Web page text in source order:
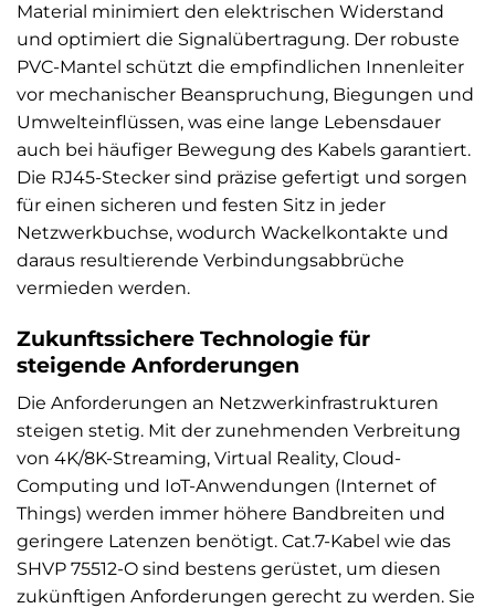
Material minimiert den elektrischen Widerstand
und optimiert die Signalübertragung. Der robuste
PVC-Mantel schützt die empfindlichen Innenleiter
vor mechanischer Beanspruchung, Biegungen und
Umwelteinflüssen, was eine lange Lebensdauer
auch bei häufiger Bewegung des Kabels garantiert.
Die RJ45-Stecker sind präzise gefertigt und sorgen
für einen sicheren und festen Sitz in jeder
Netzwerkbuchse, wodurch Wackelkontakte und
daraus resultierende Verbindungsabbrüche
vermieden werden.
Zukunftssichere Technologie für
steigende Anforderungen
Die Anforderungen an Netzwerkinfrastrukturen
steigen stetig. Mit der zunehmenden Verbreitung
von 4K/8K-Streaming, Virtual Reality, Cloud-
Computing und IoT-Anwendungen (Internet of
Things) werden immer höhere Bandbreiten und
geringere Latenzen benötigt. Cat.7-Kabel wie das
SHVP 75512-O sind bestens gerüstet, um diesen
zukünftigen Anforderungen gerecht zu werden. Sie